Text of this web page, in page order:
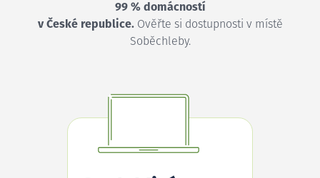
99 % domácností
v České republice.Ověřte si dostupnosti v místě
Soběchleby.